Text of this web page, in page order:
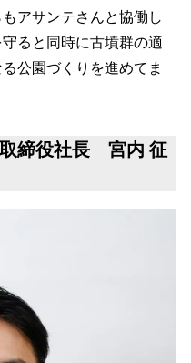
アサンテさんと協働し
ると同時に古墳群の適
公園づくりを進めてま
締役社長 宮内 征